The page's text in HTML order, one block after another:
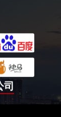
厂
：27.76-28纽币
、台面师傅
：25-27.76纽币
￥时薪：986日元